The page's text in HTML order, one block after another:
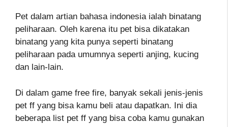
Pet dalam artian bahasa indonesia ialah binatang
peliharaan. Oleh karena itu pet bisa dikatakan
binatang yang kita punya seperti binatang
peliharaan pada umumnya seperti anjing, kucing
dan lain-lain.
Di dalam game free fire, banyak sekali jenis-jenis
pet ff yang bisa kamu beli atau dapatkan. Ini dia
beberapa list pet ff yang bisa coba kamu gunakan